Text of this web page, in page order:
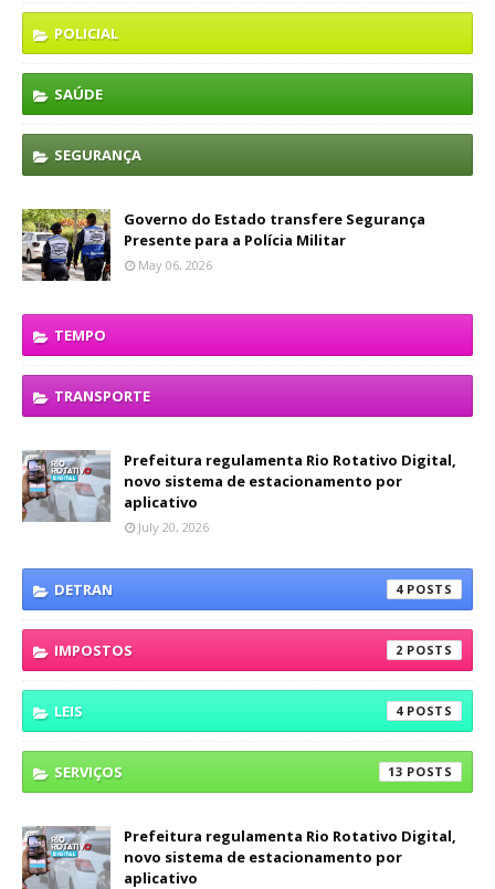
POLICIAL
SAÚDE
SEGURANÇA
Governo do Estado transfere Segurança
Presente para a Polícia Militar
May 06, 2026
TEMPO
TRANSPORTE
Prefeitura regulamenta Rio Rotativo Digital,
novo sistema de estacionamento por
aplicativo
July 20, 2026
DETRAN 4
IMPOSTOS 2
LEIS 4
SERVIÇOS 13
Prefeitura regulamenta Rio Rotativo Digital,
novo sistema de estacionamento por
aplicativo